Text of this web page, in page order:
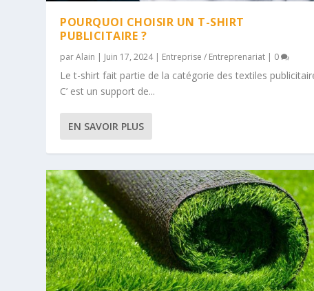
POURQUOI CHOISIR UN T-SHIRT
PUBLICITAIRE ?
parAlain | Juin 17, 2024| Entreprise / Entreprenariat | 0
Le t-shirt fait partie de la catégorie des textiles
C’ est un support de...
EN SAVOIR PLUS